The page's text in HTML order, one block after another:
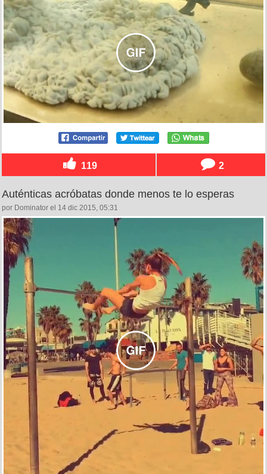
119 2
Auténticas acróbatas donde menos te lo esperas
por Dominator el 14 dic 2015, 05:31